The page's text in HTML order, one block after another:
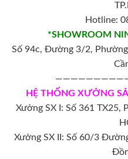
Hotline:
*SHOWROOM
Số 94c, Đường 3/2,
HỆ THỐNG XƯỞNG
Xưởng SX I: Số 361 TX25,
Xưởng SX II: Số 60/3